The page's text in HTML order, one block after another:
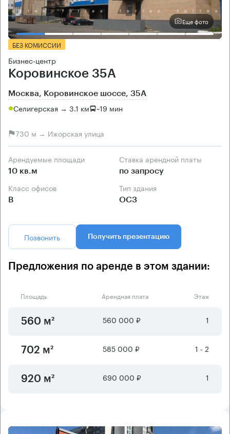
Еще фото
БЕЗ КОМИССИИ
Бизнес-центр
Коровинское 35А
Москва, Коровинское шоссе, 35А
Селигерская → 3.1 км ~19 мин
730 м → Ижорская улица
Арендуемые площади
10 кв.м
Ставка арендной платы
по запросу
Класс офисов
B
Тип здания
ОСЗ
Позвонить Получить презентацию
Предложения по аренде в этом здании:
Площадь Арендная плата Этаж
560 м² 560 000 ₽ 1
702 м² 585 000 ₽ 1 - 2
920 м² 690 000 ₽ 1